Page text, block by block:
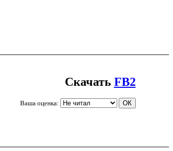
Скачать FB2
Ваша оценка: